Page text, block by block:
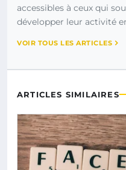
accessibles à ceux qui
développer leur activité
VOIR TOUS LES ARTICLES
ARTICLES SIMILAIRES